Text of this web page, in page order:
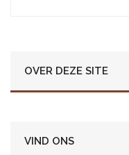
OVER DEZE SITE
VIND ONS